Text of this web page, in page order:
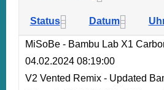
Status Datum
MiSoBe - Bambu Lab X1
04.02.2024 08:19:00
V2 Vented Remix - Updated